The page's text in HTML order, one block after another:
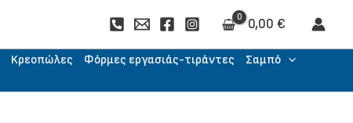
0,00€
Kρεοπώλες Φόρμες εργασιάς-τιράντες
Σαμπό